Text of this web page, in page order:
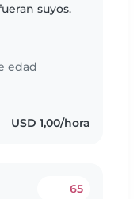
suyos.
edad
USD 1,00/hora
65